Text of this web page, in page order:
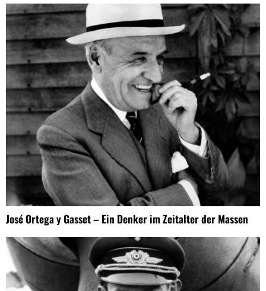
José Ortega y Gasset – Ein Denker im Zeitalter der Massen